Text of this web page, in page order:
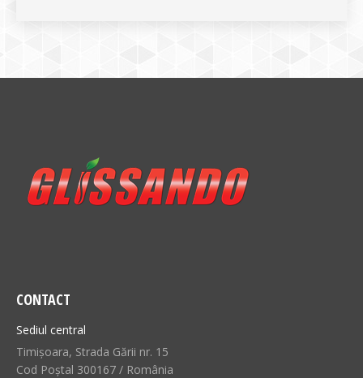
CONTACT
Sediul central
Timișoara, Strada Gării nr. 15
Cod Poștal 300167 / România